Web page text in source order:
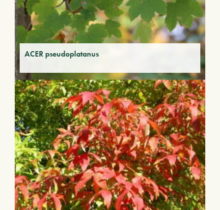
ACER pseudoplatanus